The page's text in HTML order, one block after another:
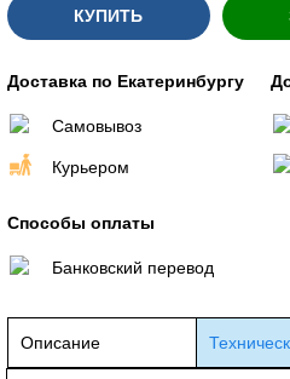
КУПИТЬ
Доставка по Екатеринбургу
Самовывоз
Курьером
Способы оплаты
Банковский перевод
Описание